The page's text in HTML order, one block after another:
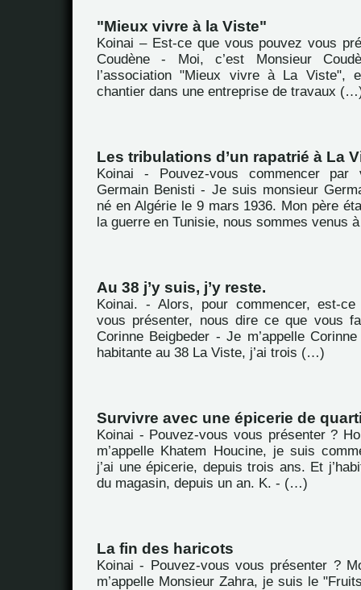
"Mieux vivre à la Viste"
Koinai – Est-ce que vous pouvez vous
Coudène - Moi, c’est Monsieur
l’association "Mieux vivre à La Viste",
chantier dans une entreprise de travaux
Les tribulations d’un rapatrié à La
Koinai - Pouvez-vous commencer par
Germain Benisti - Je suis monsieur
né en Algérie le 9 mars 1936. Mon père
la guerre en Tunisie, nous sommes venus
Au 38 j’y suis, j’y reste.
Koinai. - Alors, pour commencer, est-
vous présenter, nous dire ce que vous
Corinne Beigbeder - Je m’appelle
habitante au 38 La Viste, j’ai trois (…)
Survivre avec une épicerie de
Koinai - Pouvez-vous vous présenter ?
m’appelle Khatem Houcine, je suis
j’ai une épicerie, depuis trois ans. Et
du magasin, depuis un an. K. - (…)
La fin des haricots
Koinai - Pouvez-vous vous présenter ?
m’appelle Monsieur Zahra, je suis le